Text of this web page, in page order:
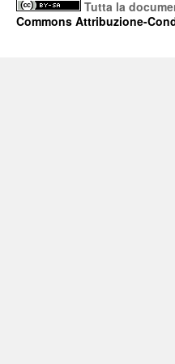
Tutta la
Commons Attribuzione-